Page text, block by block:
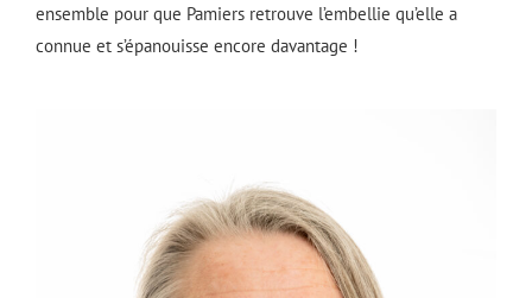
ensemble pour que Pamiers retrouve l’embellie qu’elle a
connue et s’épanouisse encore davantage !